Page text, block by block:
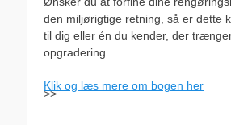
den miljørigtige retning, så er dette
til dig eller én du kender, der
opgradering.
Klik og læs mere om bogen her
>>